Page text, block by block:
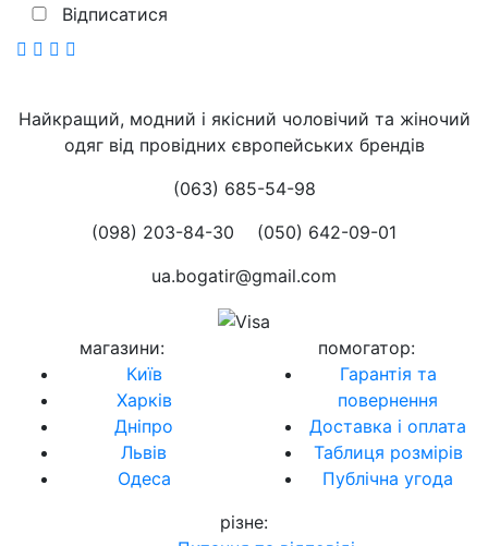
Відписатися
Найкращий, модний і якісний чоловічий та жіночий
одяг від провідних європейських брендів
(063) 685-54-98
(098) 203-84-30
(050) 642-09-01
ua.bogatir@gmail.com
магазини:
Київ
Харків
Дніпро
Львів
Одеса
помогатор:
Гарантія та
повернення
Доставка і оплата
Таблиця розмірів
Публічна угода
різне: